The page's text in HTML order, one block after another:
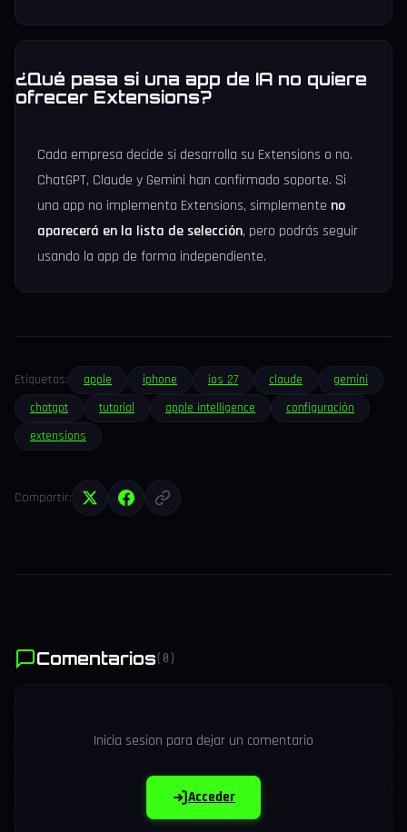
¿Qué pasa si una app de IA no quiere
ofrecer Extensions?
Cada empresa decide si desarrolla su Extensions o no.
ChatGPT, Claude y Gemini han confirmado soporte. Si
una app no implementa Extensions, simplemente no
aparecerá en la lista de selección, pero podrás seguir
usando la app de forma independiente.
Etiquetas: apple iphone ios 27 claude
gemini
chatgpt
tutorial apple intelligence
configuración
extensions
Compartir:
Comentarios (0)
Inicia sesion para dejar un comentario
Acceder